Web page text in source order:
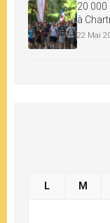
20 000
à
22 Mai
L M